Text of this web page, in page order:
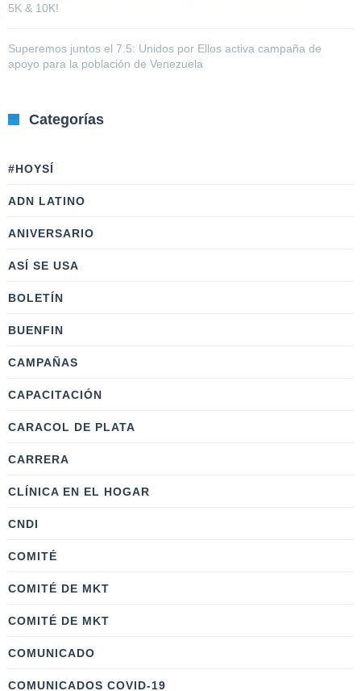
5K & 10K!
Superemos juntos el 7.5: Unidos por Ellos activa campaña de
apoyo para la población de Venezuela
Categorías
#HOYSÍ
ADN LATINO
ANIVERSARIO
ASÍ SE USA
BOLETÍN
BUENFIN
CAMPAÑAS
CAPACITACIÓN
CARACOL DE PLATA
CARRERA
CLÍNICA EN EL HOGAR
CNDI
COMITÉ
COMITÉ DE MKT
COMITÉ DE MKT
COMUNICADO
COMUNICADOS COVID-19